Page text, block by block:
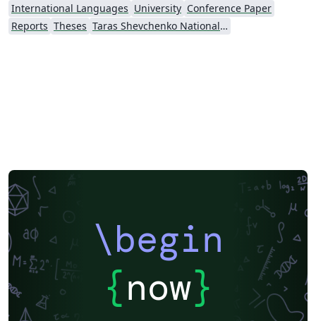
International Languages University Conference Paper
Reports Theses Taras Shevchenko National University of Kyiv
\begin
{now}